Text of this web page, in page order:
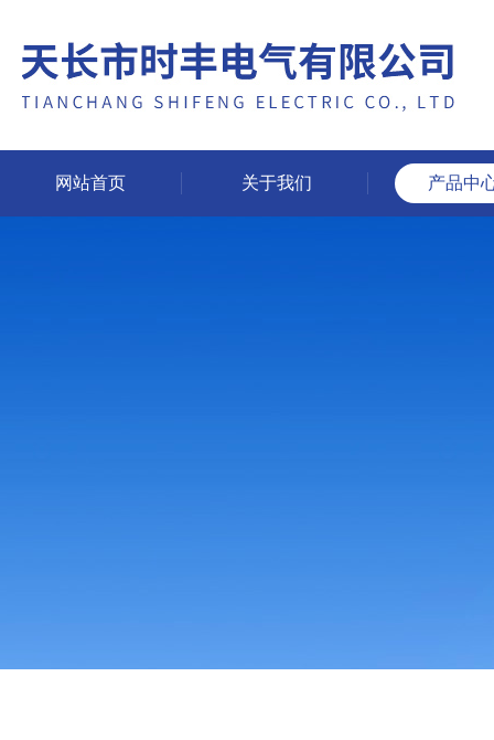
网站首页 关于我们 产品中